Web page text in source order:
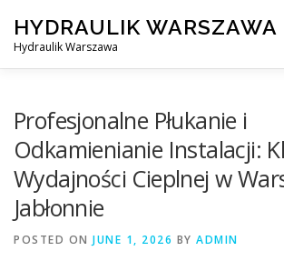
content
HYDRAULIK WARSZAWA
Hydraulik Warszawa
OBSŁUGIWANE LOKALIZACJE –
KONTAKT
Profesjonalne Płukanie i
Odkamienianie Instalacji:
Wydajności Cieplnej w
Jabłonnie
POSTED ON JUNE 1, 2026 BY ADMIN